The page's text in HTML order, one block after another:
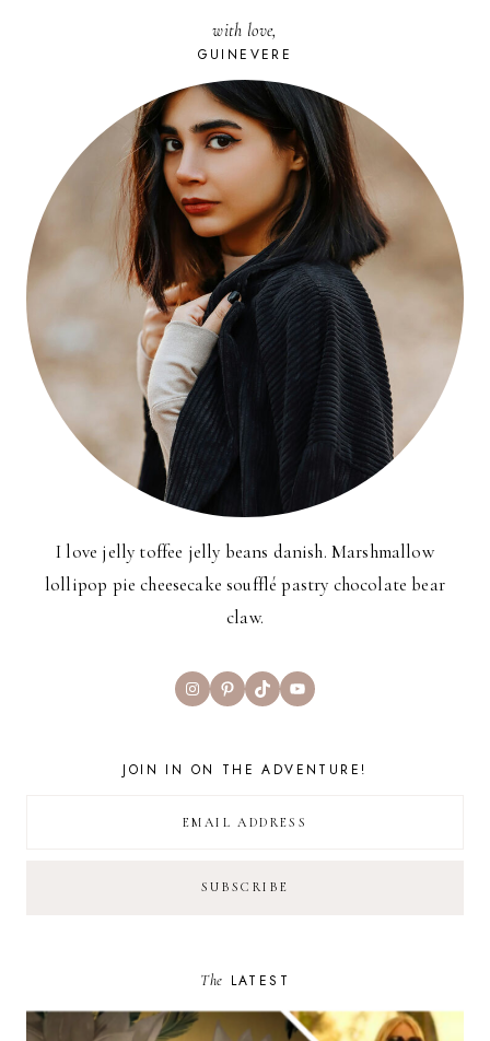
with love,
GUINEVERE
I love jelly toffee jelly beans danish. Marshmallow
lollipop pie cheesecake soufflé pastry chocolate bear
claw.
InstagramPinterest
TikTokYouTube
JOIN IN ON THE ADVENTURE!
The LATEST